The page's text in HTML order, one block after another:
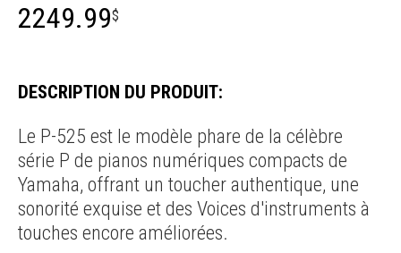
2249.99$
DESCRIPTION DU PRODUIT:
Le P-525 est le modèle phare de la célèbre
série P de pianos numériques compacts de
Yamaha, offrant un toucher authentique, une
sonorité exquise et des Voices d'instruments à
touches encore améliorées.